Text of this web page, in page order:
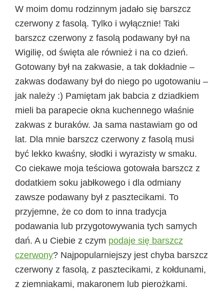
W moim domu rodzinnym jadało się barszcz
czerwony z fasolą. Tylko i wyłącznie! Taki
barszcz czerwony z fasolą podawany był na
Wigilię, od święta ale również i na co dzień.
Gotowany był na zakwasie, a tak dokładnie –
zakwas dodawany był do niego po ugotowaniu –
jak należy :) Pamiętam jak babcia z dziadkiem
mieli ba parapecie okna kuchennego właśnie
zakwas z buraków. Ja sama nastawiam go od
lat. Dla mnie barszcz czerwony z fasolą musi
być lekko kwaśny, słodki i wyrazisty w smaku.
Co ciekawe moja teściowa gotowała barszcz z
dodatkiem soku jabłkowego i dla odmiany
zawsze podawany był z pasztecikami. To
przyjemne, że co dom to inna tradycja
podawania lub przygotowywania tych samych
dań. A u Ciebie z czym podaje się barszcz
czerwony? Najpopularniejszy jest chyba barszcz
czerwony z fasolą, z pasztecikami, z kołdunami,
z ziemniakami, makaronem lub pierożkami.